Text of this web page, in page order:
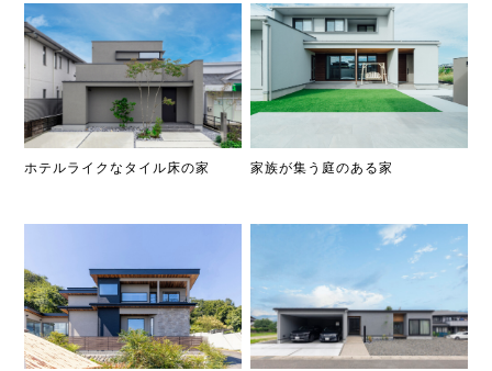
ホテルライクなタイル床の家 家族が集う庭のある家